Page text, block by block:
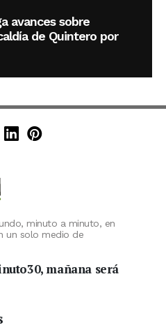
avances sobre
de Quintero por
Instagram
en X (Twitter)
en TikTok
de Minuto30 en
Minuto30 en LinkedIn
Minuto30 en
minuto a minuto, en
un solo medio de
mañana será